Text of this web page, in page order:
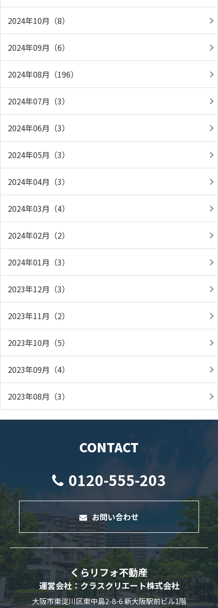
2024年10月（8）
2024年09月（6）
2024年08月（196）
2024年07月（3）
2024年06月（3）
2024年05月（3）
2024年04月（3）
2024年03月（4）
2024年02月（2）
2024年01月（3）
2023年12月（3）
2023年11月（2）
2023年10月（5）
2023年09月（4）
2023年08月（3）
CONTACT
0120-555-203
お問い合わせ
くらリフォ不動産
運営会社：クラスクリエート株式会社
大阪市東淀川区東中島2-8-6 新大阪駅前ビル1階